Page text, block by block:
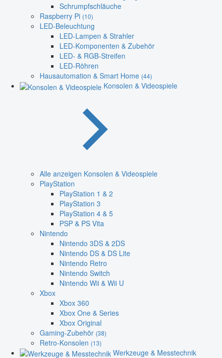
Schrumpfschläuche
Raspberry Pi (10)
LED-Beleuchtung
LED-Lampen & Strahler
LED-Komponenten & Zubehör
LED- & RGB-Streifen
LED-Röhren
Hausautomation & Smart Home (44)
Konsolen & Videospiele
Alle anzeigen Konsolen & Videospiele
PlayStation
PlayStation 1 & 2
PlayStation 3
PlayStation 4 & 5
PSP & PS Vita
Nintendo
Nintendo 3DS & 2DS
Nintendo DS & DS Lite
Nintendo Retro
Nintendo Switch
Nintendo Wii & Wii U
Xbox
Xbox 360
Xbox One & Series
Xbox Original
Gaming-Zubehör (38)
Retro-Konsolen (13)
Werkzeuge & Messtechnik